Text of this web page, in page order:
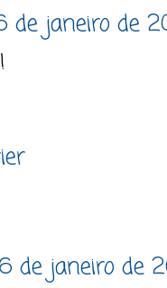
de janeiro de
de janeiro de